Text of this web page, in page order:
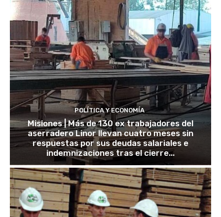
POLÍTICA Y ECONOMÍA
Misiones | Más de 130 ex trabajadores del
aserradero Linor llevan cuatro meses sin
respuestas por sus deudas salariales e
indemnizaciones tras el cierre...